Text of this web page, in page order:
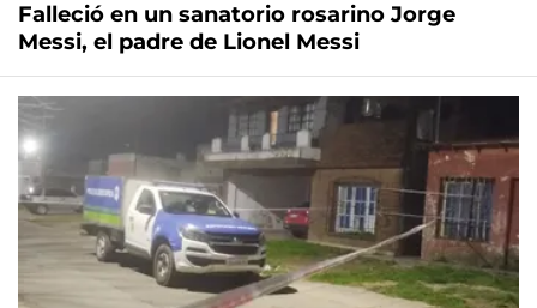
Falleció en un sanatorio rosarino Jorge
Messi, el padre de Lionel Messi